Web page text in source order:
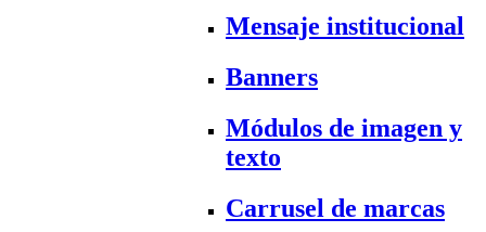
Mensaje institucional
Banners
Módulos de imagen y
texto
Carrusel de marcas